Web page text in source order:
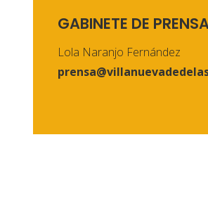
GABINETE DE
Lola Naranjo Fernández